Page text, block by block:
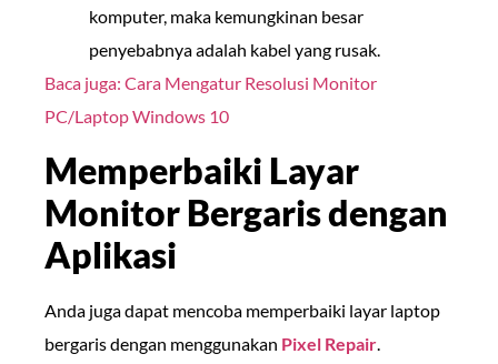
komputer, maka kemungkinan besar
penyebabnya adalah kabel yang rusak.
Baca juga: Cara Mengatur Resolusi Monitor
PC/Laptop Windows 10
Memperbaiki Layar
Monitor Bergaris dengan
Aplikasi
Anda juga dapat mencoba memperbaiki layar laptop
bergaris dengan menggunakan Pixel Repair